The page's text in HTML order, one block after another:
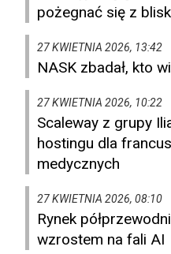
pożegnać się z
27 KWIETNIA 2026, 13:42
NASK zbadał, kto
27 KWIETNIA 2026, 10:22
Scaleway z grupy
hostingu dla
medycznych
27 KWIETNIA 2026, 08:10
Rynek
wzrostem na fali AI